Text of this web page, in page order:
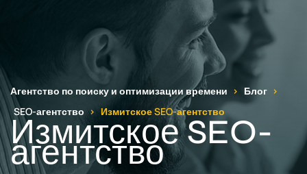
Агентство по поиску и оптимизации времени
Блог
SEO-агентство
Измитское SEO-агентство
Измитское SEO-
агентство